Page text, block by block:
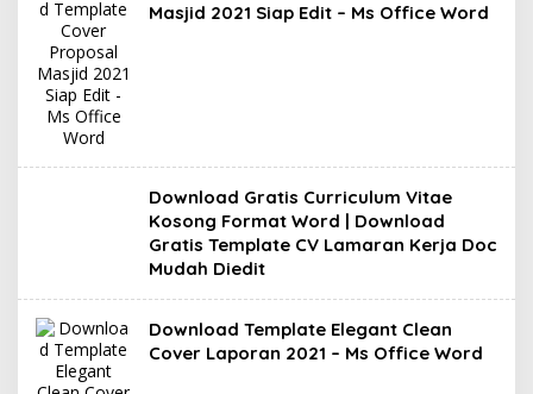
Masjid 2021 Siap Edit – Ms Office Word
Download Gratis Curriculum Vitae
Kosong Format Word | Download
Gratis Template CV Lamaran Kerja Doc
Mudah Diedit
Download Template Elegant Clean
Cover Laporan 2021 – Ms Office Word